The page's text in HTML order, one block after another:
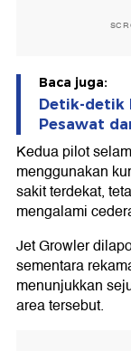
Baca juga:
Detik-detik
Pesawat
Kedua pilot
menggunakan
sakit terdekat,
mengalami
Jet Growler
sementara
menunjukkan
area tersebut.